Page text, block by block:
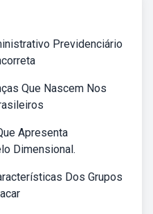
Previdenciário
Que Nascem Nos
Apresenta
Dimensional.
Dos Grupos